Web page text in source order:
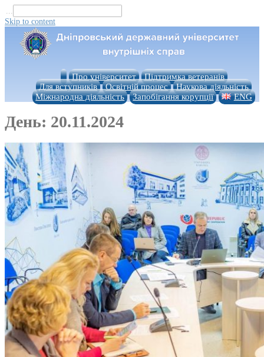
...
Skip to content
Про університет
Підтримка ветеранів
Для вступників
Освітній процес
Наукова діяльність
Міжнародна діяльність
Запобігання корупції ENG
День: 20.11.2024